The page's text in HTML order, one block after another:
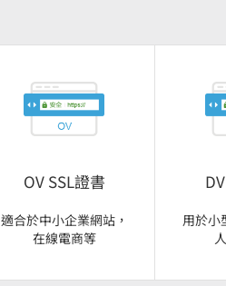
OV SSL證書
適合於中小企業網站，
在線電商等
用於小